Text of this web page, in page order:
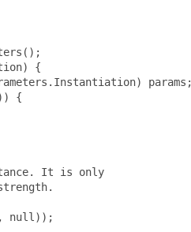
{
params;
{
It is only
null));